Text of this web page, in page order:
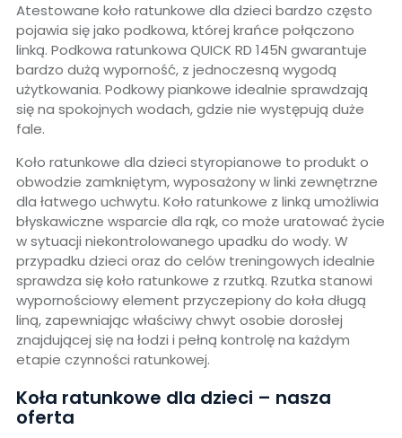
Atestowane koło ratunkowe dla dzieci bardzo często
pojawia się jako podkowa, której krańce połączono
linką. Podkowa ratunkowa QUICK RD 145N gwarantuje
bardzo dużą wyporność, z jednoczesną wygodą
użytkowania. Podkowy piankowe idealnie sprawdzają
się na spokojnych wodach, gdzie nie występują duże
fale.
Koło ratunkowe dla dzieci styropianowe to produkt o
obwodzie zamkniętym, wyposażony w linki zewnętrzne
dla łatwego uchwytu. Koło ratunkowe z linką umożliwia
błyskawiczne wsparcie dla rąk, co może uratować życie
w sytuacji niekontrolowanego upadku do wody. W
przypadku dzieci oraz do celów treningowych idealnie
sprawdza się koło ratunkowe z rzutką. Rzutka stanowi
wypornościowy element przyczepiony do koła długą
liną, zapewniając właściwy chwyt osobie dorosłej
znajdującej się na łodzi i pełną kontrolę na każdym
etapie czynności ratunkowej.
Koła ratunkowe dla dzieci – nasza
oferta